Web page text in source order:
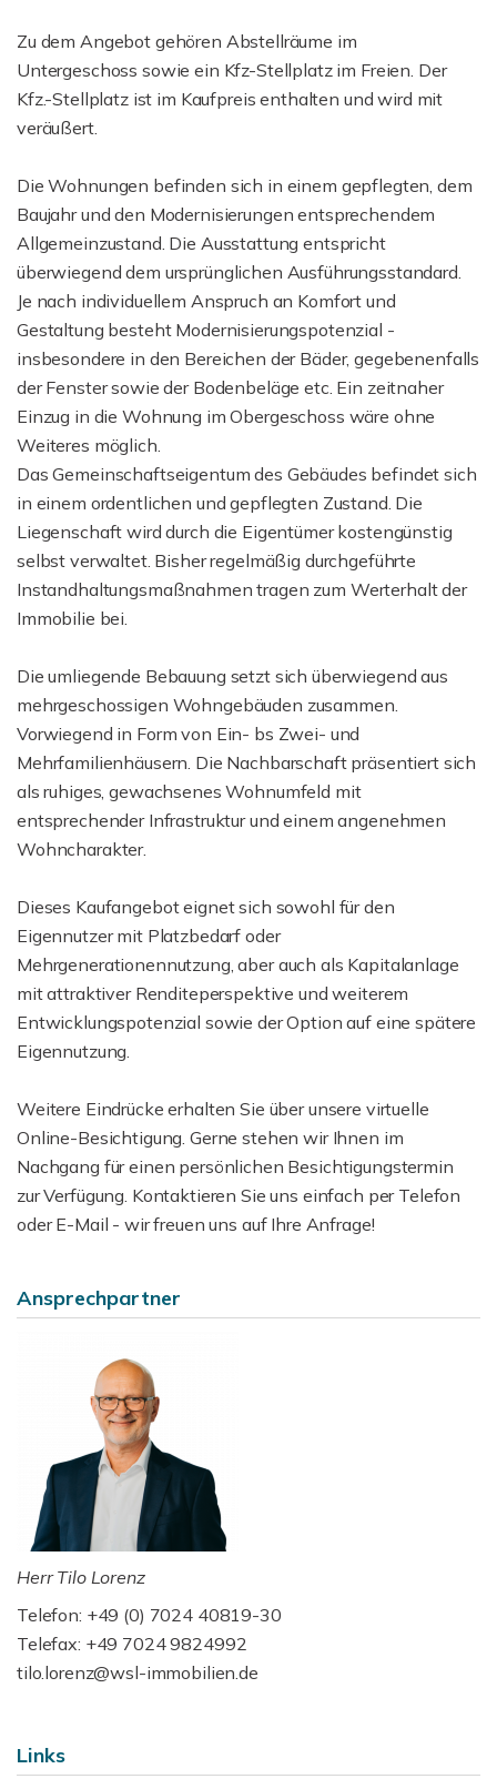
Zu dem Angebot gehören Abstellräume im
Untergeschoss sowie ein Kfz-Stellplatz im Freien. Der
Kfz.-Stellplatz ist im Kaufpreis enthalten und wird mit
veräußert.
Die Wohnungen befinden sich in einem gepflegten, dem
Baujahr und den Modernisierungen entsprechendem
Allgemeinzustand. Die Ausstattung entspricht
überwiegend dem ursprünglichen Ausführungsstandard.
Je nach individuellem Anspruch an Komfort und
Gestaltung besteht Modernisierungspotenzial -
insbesondere in den Bereichen der Bäder, gegebenenfalls
der Fenster sowie der Bodenbeläge etc. Ein zeitnaher
Einzug in die Wohnung im Obergeschoss wäre ohne
Weiteres möglich.
Das Gemeinschaftseigentum des Gebäudes befindet sich
in einem ordentlichen und gepflegten Zustand. Die
Liegenschaft wird durch die Eigentümer kostengünstig
selbst verwaltet. Bisher regelmäßig durchgeführte
Instandhaltungsmaßnahmen tragen zum Werterhalt der
Immobilie bei.
Die umliegende Bebauung setzt sich überwiegend aus
mehrgeschossigen Wohngebäuden zusammen.
Vorwiegend in Form von Ein- bs Zwei- und
Mehrfamilienhäusern. Die Nachbarschaft präsentiert sich
als ruhiges, gewachsenes Wohnumfeld mit
entsprechender Infrastruktur und einem angenehmen
Wohncharakter.
Dieses Kaufangebot eignet sich sowohl für den
Eigennutzer mit Platzbedarf oder
Mehrgenerationennutzung, aber auch als Kapitalanlage
mit attraktiver Renditeperspektive und weiterem
Entwicklungspotenzial sowie der Option auf eine spätere
Eigennutzung.
Weitere Eindrücke erhalten Sie über unsere virtuelle
Online-Besichtigung. Gerne stehen wir Ihnen im
Nachgang für einen persönlichen Besichtigungstermin
zur Verfügung. Kontaktieren Sie uns einfach per Telefon
oder E-Mail - wir freuen uns auf Ihre Anfrage!
Ansprechpartner
Herr Tilo Lorenz
Telefon: +49 (0) 7024 40819-30
Telefax: +49 7024 9824992
tilo.lorenz@wsl-immobilien.de
Links